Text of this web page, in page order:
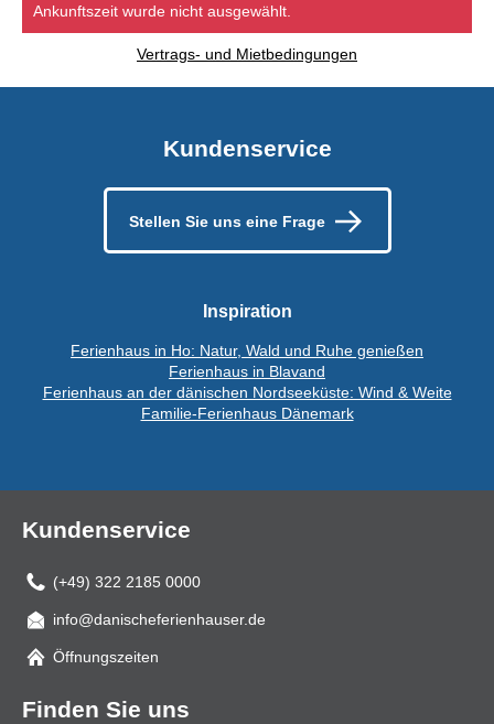
Ankunftszeit wurde nicht ausgewählt.
Vertrags- und Mietbedingungen
Kundenservice
Stellen Sie uns eine Frage
Inspiration
Ferienhaus in Ho: Natur, Wald und Ruhe genießen
Ferienhaus in Blavand
Ferienhaus an der dänischen Nordseeküste: Wind & Weite
Familie-Ferienhaus Dänemark
Kundenservice
(+49) 322 2185 0000
Mail
info@danischeferienhauser.de
Öffnungszeiten
Finden Sie uns